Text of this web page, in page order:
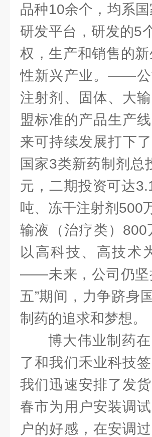
品种10余个，均系
研发平台，研发的5
权，生产和销售的
性新兴产业。——公
注射剂、固体、大
盟标准的产品生产
来可持续发展打下
国家3类新药制剂总
元，二期投资可达
吨、冻干注射剂500
输液（治疗类）
以高科技、高技术
——未来，公司仍坚
五”期间，力争跻身
制药的追求和梦想。
博大伟业制药
了和我们禾业科技
我们迅速安排了发
春市为用户安装调
户的好感，在安调